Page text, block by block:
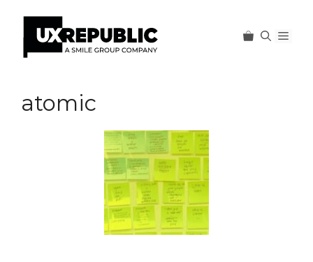
contenu
atomic